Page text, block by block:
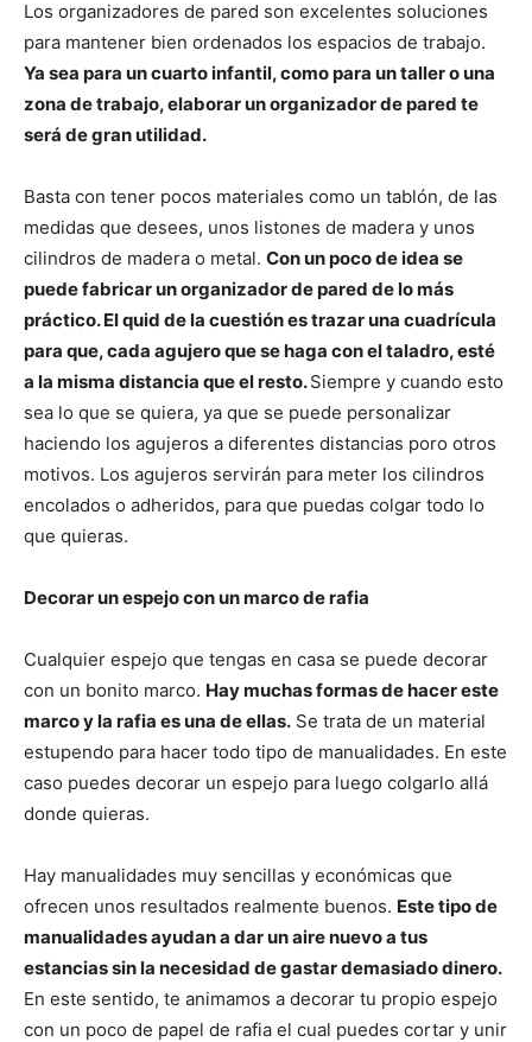
Los organizadores de pared son excelentes soluciones
para mantener bien ordenados los espacios de trabajo.
Ya sea para un cuarto infantil, como para un taller o una
zona de trabajo, elaborar un organizador de pared te
será de gran utilidad.
Basta con tener pocos materiales como un tablón, de las
medidas que desees, unos listones de madera y unos
cilindros de madera o metal. Con un poco de idea se
puede fabricar un organizador de pared de lo más
práctico. El quid de la cuestión es trazar una cuadrícula
para que, cada agujero que se haga con el taladro, esté
a la misma distancia que el resto.Siempre y cuando esto
sea lo que se quiera, ya que se puede personalizar
haciendo los agujeros a diferentes distancias poro otros
motivos. Los agujeros servirán para meter los cilindros
encolados o adheridos, para que puedas colgar todo lo
que quieras.
Decorar un espejo con un marco de rafia
Cualquier espejo que tengas en casa se puede decorar
con un bonito marco. Hay muchas formas de hacer este
marco y la rafia es una de ellas. Se trata de un material
estupendo para hacer todo tipo de manualidades. En este
caso puedes decorar un espejo para luego colgarlo allá
donde quieras.
Hay manualidades muy sencillas y económicas que
ofrecen unos resultados realmente buenos. Este tipo de
manualidades ayudan a dar un aire nuevo a tus
estancias sin la necesidad de gastar demasiado dinero.
En este sentido, te animamos a decorar tu propio espejo
con un poco de papel de rafia el cual puedes cortar y unir